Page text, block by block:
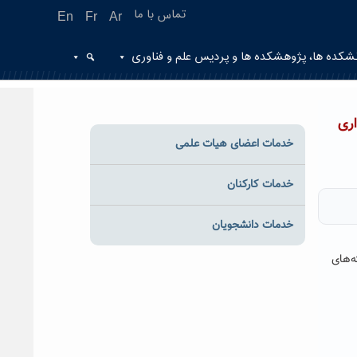
En Fr Ar تماس با ما
ها، پژوهشکده ها و پردیس علم و فناوری
خدمات اعضای هیات علمی
خدمات کارکنان
خدمات دانشجویان